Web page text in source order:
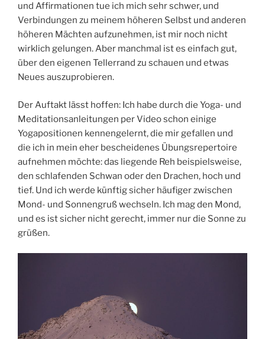
und Affirmationen tue ich mich sehr schwer, und
Verbindungen zu meinem höheren Selbst und anderen
höheren Mächten aufzunehmen, ist mir noch nicht
wirklich gelungen. Aber manchmal ist es einfach gut,
über den eigenen Tellerrand zu schauen und etwas
Neues auszuprobieren.
Der Auftakt lässt hoffen: Ich habe durch die Yoga- und
Meditationsanleitungen per Video schon einige
Yogapositionen kennengelernt, die mir gefallen und
die ich in mein eher bescheidenes Übungsrepertoire
aufnehmen möchte: das liegende Reh beispielsweise,
den schlafenden Schwan oder den Drachen, hoch und
tief. Und ich werde künftig sicher häufiger zwischen
Mond- und Sonnengruß wechseln. Ich mag den Mond,
und es ist sicher nicht gerecht, immer nur die Sonne zu
grüßen.